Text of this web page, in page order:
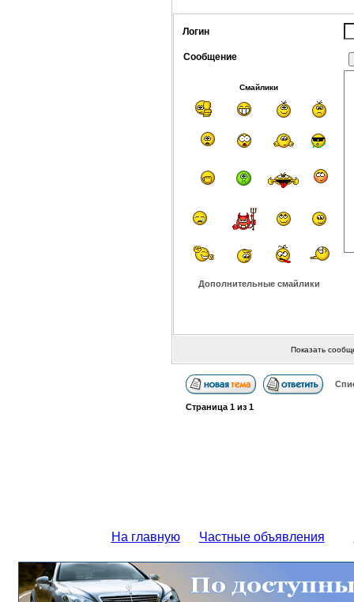
Логин
Сообщение
Смайлики
Дополнительные смайлики
Показать
Страница 1из 1
На главную Частные объявления